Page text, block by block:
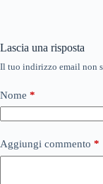
Lascia una risposta
Il tuo indirizzo email non
Nome *
Aggiungi commento *